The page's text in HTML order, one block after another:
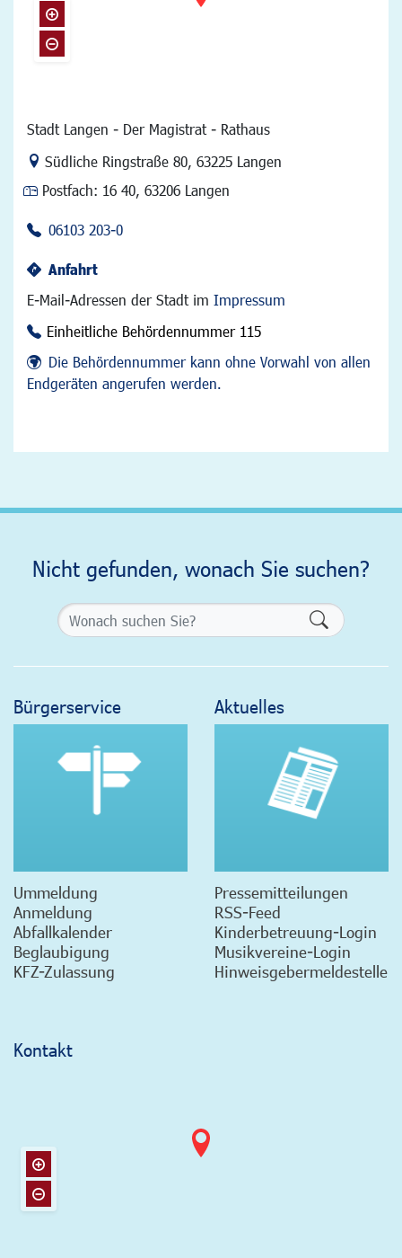
Stadt Langen - Der Magistrat - Rathaus
Link zur Google-Maps Navigation
Südliche Ringstraße 80, 63225 Langen
Postfach: 16 40, 63206 Langen
06103 203-0
Anfahrt
E-Mail-Adressen der Stadt im Impressum
Einheitliche Behördennummer 115
Die Behördennummer kann ohne Vorwahl von allen
Endgeräten angerufen werden.
Nicht gefunden, wonach Sie suchen?
Bürgerservice
Ummeldung
Anmeldung
Abfallkalender
Beglaubigung
KFZ-Zulassung
Aktuelles
Pressemitteilungen
RSS-Feed
Kinderbetreuung-Login
Musikvereine-Login
Hinweisgebermeldestelle
Kontakt